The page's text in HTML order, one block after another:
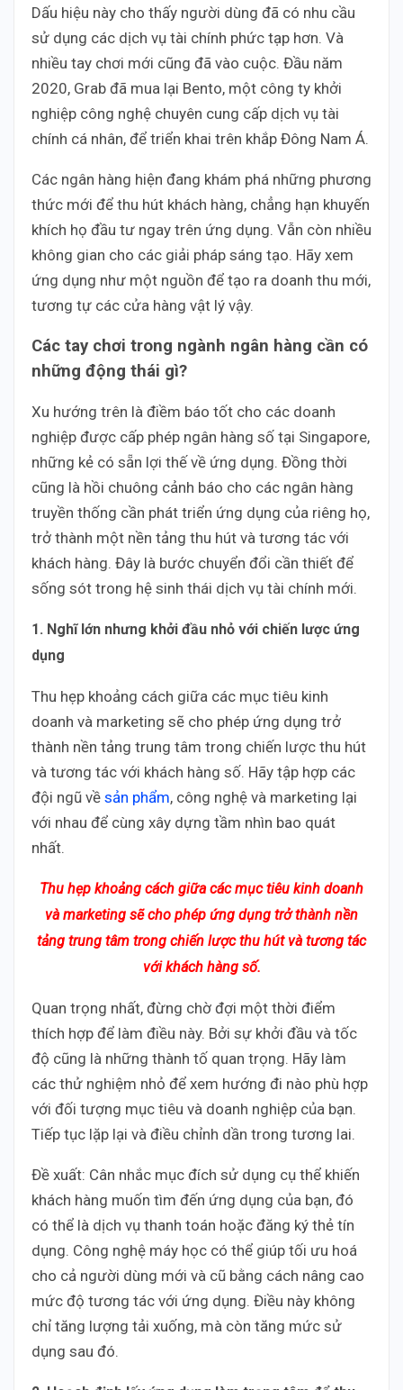
Dấu hiệu này cho thấy người dùng đã có nhu cầu
sử dụng các dịch vụ tài chính phức tạp hơn. Và
nhiều tay chơi mới cũng đã vào cuộc. Đầu năm
2020, Grab đã mua lại Bento, một công ty khởi
nghiệp công nghệ chuyên cung cấp dịch vụ tài
chính cá nhân, để triển khai trên khắp Đông Nam Á.
Các ngân hàng hiện đang khám phá những phương
thức mới để thu hút khách hàng, chẳng hạn khuyến
khích họ đầu tư ngay trên ứng dụng. Vẫn còn nhiều
không gian cho các giải pháp sáng tạo. Hãy xem
ứng dụng như một nguồn để tạo ra doanh thu mới,
tương tự các cửa hàng vật lý vậy.
Các tay chơi trong ngành ngân hàng cần có
những động thái gì?
Xu hướng trên là điềm báo tốt cho các doanh
nghiệp được cấp phép ngân hàng số tại Singapore,
những kẻ có sẵn lợi thế về ứng dụng. Đồng thời
cũng là hồi chuông cảnh báo cho các ngân hàng
truyền thống cần phát triển ứng dụng của riêng họ,
trở thành một nền tảng thu hút và tương tác với
khách hàng. Đây là bước chuyển đổi cần thiết để
sống sót trong hệ sinh thái dịch vụ tài chính mới.
1. Nghĩ lớn nhưng khởi đầu nhỏ với chiến lược ứng
dụng
Thu hẹp khoảng cách giữa các mục tiêu kinh
doanh và marketing sẽ cho phép ứng dụng trở
thành nền tảng trung tâm trong chiến lược thu hút
và tương tác với khách hàng số. Hãy tập hợp các
đội ngũ về sản phẩm, công nghệ và marketing lại
với nhau để cùng xây dựng tầm nhìn bao quát
nhất.
Thu hẹp khoảng cách giữa các mục tiêu kinh doanh
và marketing sẽ cho phép ứng dụng trở thành nền
tảng trung tâm trong chiến lược thu hút và tương tác
với khách hàng số.
Quan trọng nhất, đừng chờ đợi một thời điểm
thích hợp để làm điều này. Bởi sự khởi đầu và tốc
độ cũng là những thành tố quan trọng. Hãy làm
các thử nghiệm nhỏ để xem hướng đi nào phù hợp
với đối tượng mục tiêu và doanh nghiệp của bạn.
Tiếp tục lặp lại và điều chỉnh dần trong tương lai.
Đề xuất: Cân nhắc mục đích sử dụng cụ thể khiến
khách hàng muốn tìm đến ứng dụng của bạn, đó
có thể là dịch vụ thanh toán hoặc đăng ký thẻ tín
dụng. Công nghệ máy học có thể giúp tối ưu hoá
cho cả người dùng mới và cũ bằng cách nâng cao
mức độ tương tác với ứng dụng. Điều này không
chỉ tăng lượng tải xuống, mà còn tăng mức sử
dụng sau đó.